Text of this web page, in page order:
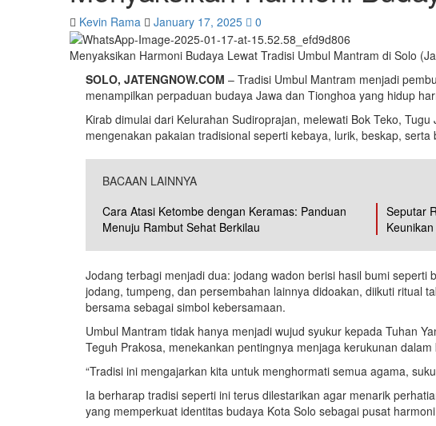
Kevin Rama January 17, 2025 0
Menyaksikan Harmoni Budaya Lewat Tradisi Umbul Mantram di Solo
SOLO, JATENGNOW.COM – Tradisi Umbul Mantram menjadi
menampilkan perpaduan budaya Jawa dan Tionghoa yang hidup
Kirab dimulai dari Kelurahan Sudiroprajan, melewati Bok Teko,
mengenakan pakaian tradisional seperti kebaya, lurik, beskap,
BACAAN LAINNYA
Cara Atasi Ketombe dengan Keramas: Panduan
Menuju Rambut Sehat Berkilau
Seputar
Jodang terbagi menjadi dua: jodang wadon berisi hasil bumi
jodang, tumpeng, dan persembahan lainnya didoakan, diikuti ritual
bersama sebagai simbol kebersamaan.
Umbul Mantram tidak hanya menjadi wujud syukur kepada Tuhan
Teguh Prakosa, menekankan pentingnya menjaga kerukunan
“Tradisi ini mengajarkan kita untuk menghormati semua agama,
Ia berharap tradisi seperti ini terus dilestarikan agar menarik
yang memperkuat identitas budaya Kota Solo sebagai pusat